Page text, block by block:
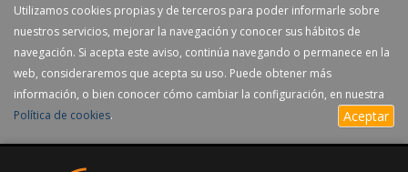
Utilizamos cookies propias y de terceros para poder informarle sobre
nuestros servicios, mejorar la navegación y conocer sus hábitos de
navegación. Si acepta este aviso, continúa navegando o permanece en la
web, consideraremos que acepta su uso. Puede obtener más
información, o bien conocer cómo cambiar la configuración, en nuestra
Política de cookies. Aceptar